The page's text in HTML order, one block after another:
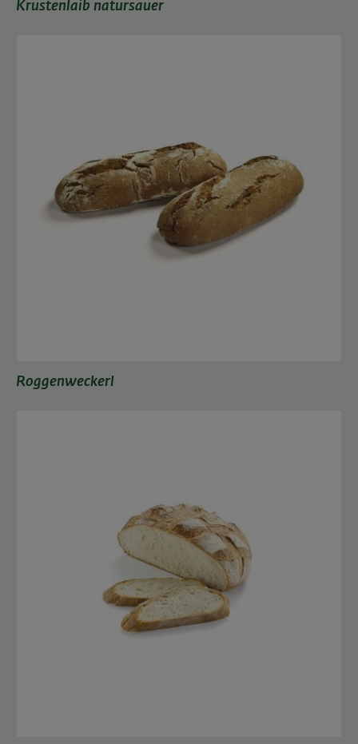
Krustenlaib natursauer
Roggenweckerl